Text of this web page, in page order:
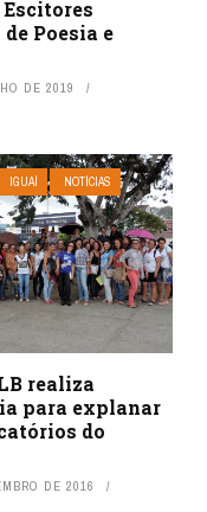
Poesia e
DE 2019
IGUAÍ
NOTÍCIAS
realiza
para explanar
do
DE 2016